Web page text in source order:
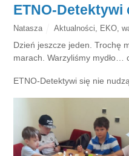
ETNO-Detektywi
Natasza Aktualności EKO
Dzień jeszcze jeden. Trochę
marach. Warzyliśmy mydło…
ETNO-Detektywi się nie nudzą